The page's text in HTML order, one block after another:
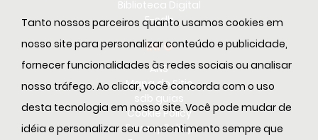
Tanto nossos parceiros quanto usamos cookies em
nosso site para personalizar conteúdo e publicidade,
fornecer funcionalidades às redes sociais ou analisar
nosso tráfego. Ao clicar, você concorda com o uso
desta tecnologia em nosso site. Você pode mudar de
idéia e personalizar seu consentimento sempre que
36
CAPÍTULO XXVII -penitência inadequada e princípio de sua
doença
E-sdb
INFO
ANS
Mapa do Sitio
Cookie Policy
Privacy Policy